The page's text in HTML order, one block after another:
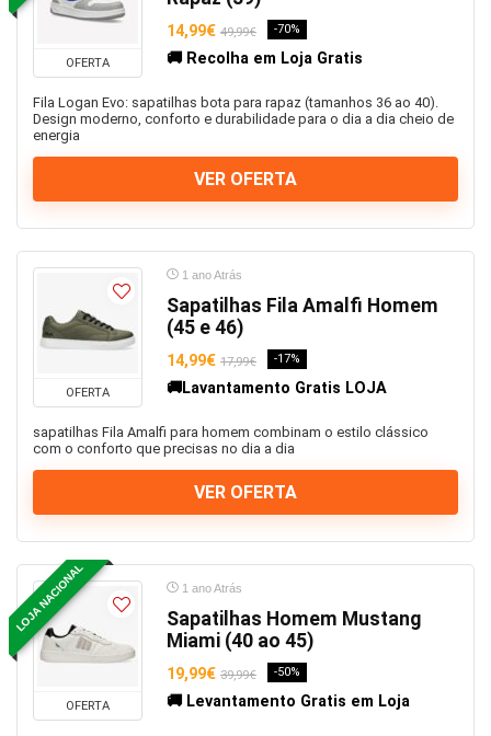
OFERTA
14,99€ 49,99€ -70%
🚚 Recolha em Loja Gratis
Fila Logan Evo: sapatilhas bota para rapaz (tamanhos 36 ao 40).
Design moderno, conforto e durabilidade para o dia a dia cheio de
energia
VER OFERTA
OFERTA
1 ano Atrás
Sapatilhas Fila Amalfi Homem
(45 e 46)
14,99€ 17,99€ -17%
🚚Lavantamento Gratis LOJA
sapatilhas Fila Amalfi para homem combinam o estilo clássico
com o conforto que precisas no dia a dia
VER OFERTA
LOJA NACIONAL
OFERTA
1 ano Atrás
Sapatilhas Homem Mustang
Miami (40 ao 45)
19,99€ 39,99€ -50%
🚚 Levantamento Gratis em Loja